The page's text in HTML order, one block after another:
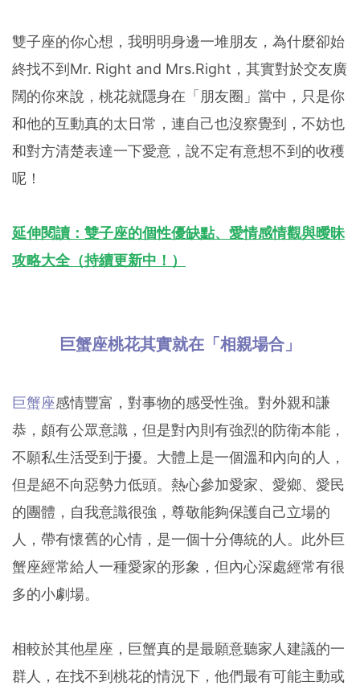
雙子座的你心想，我明明身邊一堆朋友，為什麼卻始
終找不到Mr. Right and Mrs.Right，其實對於交友廣
闊的你來說，桃花就隱身在「朋友圈」當中，只是你
和他的互動真的太日常，連自己也沒察覺到，不妨也
和對方清楚表達一下愛意，說不定有意想不到的收穫
呢！
延伸閱讀：雙子座的個性優缺點、愛情感情觀與曖昧
攻略大全（持續更新中！）
巨蟹座桃花其實就在「相親場合」
巨蟹座感情豐富，對事物的感受性強。對外親和謙
恭，頗有公眾意識，但是對內則有強烈的防衛本能，
不願私生活受到于擾。大體上是一個溫和內向的人，
但是絕不向惡勢力低頭。熱心參加愛家、愛鄉、愛民
的團體，自我意識很強，尊敬能夠保護自己立場的
人，帶有懷舊的心情，是一個十分傳統的人。此外巨
蟹座經常給人一種愛家的形象，但內心深處經常有很
多的小劇場。
相較於其他星座，巨蟹真的是最願意聽家人建議的一
群人，在找不到桃花的情況下，他們最有可能主動或